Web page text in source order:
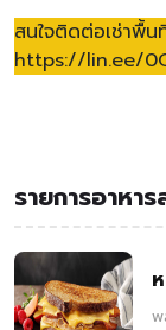
สนใจติดต่อเช่าพื้
https://lin.ee/
รายการอาหา
พ